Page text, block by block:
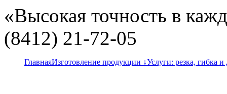
«Высокая точность в
(8412) 21-72-05
ГлавнаяИзготовление продукции ↓Услуги: резка, гибка и